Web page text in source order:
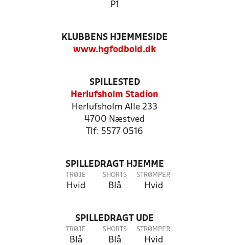
P1
KLUBBENS HJEMMESIDE
www.hgfodbold.dk
SPILLESTED
Herlufsholm Stadion
Herlufsholm Alle 233
4700 Næstved
Tlf: 5577 0516
SPILLEDRAGT HJEMME
TRØJE
Hvid
SHORTS
Blå
STRØMPER
Hvid
SPILLEDRAGT UDE
TRØJE
Blå
SHORTS
Blå
STRØMPER
Hvid